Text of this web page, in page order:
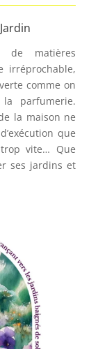
de matières
irréprochable,
comme on
parfumerie.
la maison ne
que
vite… Que
ses jardins et